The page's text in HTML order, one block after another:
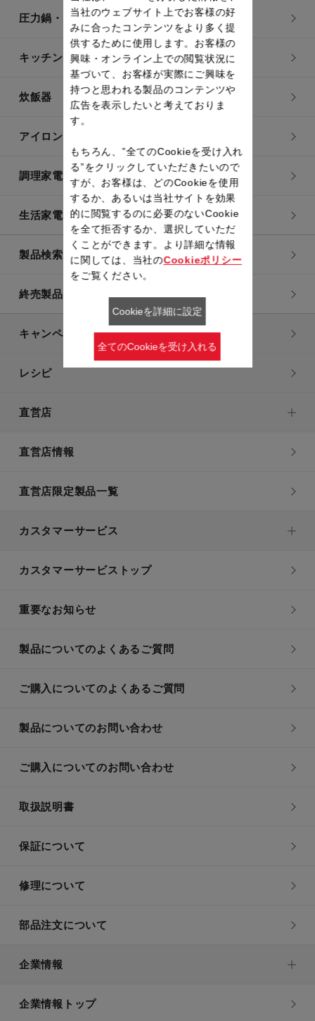
圧力鍋・電気圧力鍋
キッチン用品
炊飯器
アイロン・衣類スチーマー
調理家電
生活家電
製品検索一覧
終売製品一覧
キャンペーン・特集
レシピ
直営店
直営店情報
直営店限定製品一覧
カスタマーサービス
カスタマーサービストップ
重要なお知らせ
製品についてのよくあるご質問
ご購入についてのよくあるご質問
製品についてのお問い合わせ
ご購入についてのお問い合わせ
取扱説明書
保証について
修理について
部品注文について
企業情報
企業情報トップ
当社のウェブサイト上でお客様の好
みに合ったコンテンツをより多く提
供するために使用します。お客様の
興味・オンライン上での閲覧状況に
基づいて、お客様が実際にご興味を
持つと思われる製品のコンテンツや
広告を表示したいと考えておりま
す。
もちろん、”全てのCookieを受け入れ
る”をクリックしていただきたいので
すが、お客様は、どのCookieを使用
するか、あるいは当社サイトを効果
的に閲覧するのに必要のないCookie
を全て拒否するか、選択していただ
くことができます。より詳細な情報
に関しては、当社のCookieポリシー
をご覧ください。
Cookieを詳細に設定
全てのCookieを受け入れる